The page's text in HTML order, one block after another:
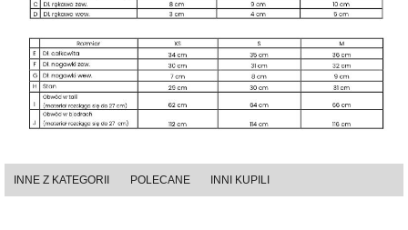
INNE Z KATEGORII POLECANE INNI KUPILI